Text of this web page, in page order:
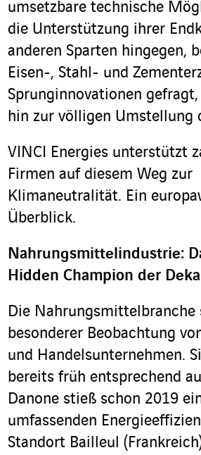
umsetzbare technische
die Unterstützung ihrer
anderen Sparten hingegen,
Eisen-, Stahl- und
Sprunginnovationen
hin zur völligen Umstellung
VINCI Energies unterstützt
Firmen auf diesem Weg zur
Klimaneutralität. Ein
Überblick.
Nahrungsmittelindustrie:
Hidden Champion der
Die
besonderer Beobachtung
und Handelsunternehmen.
bereits früh entsprechend
Danone stieß schon 2019
umfassenden
Standort Bailleul